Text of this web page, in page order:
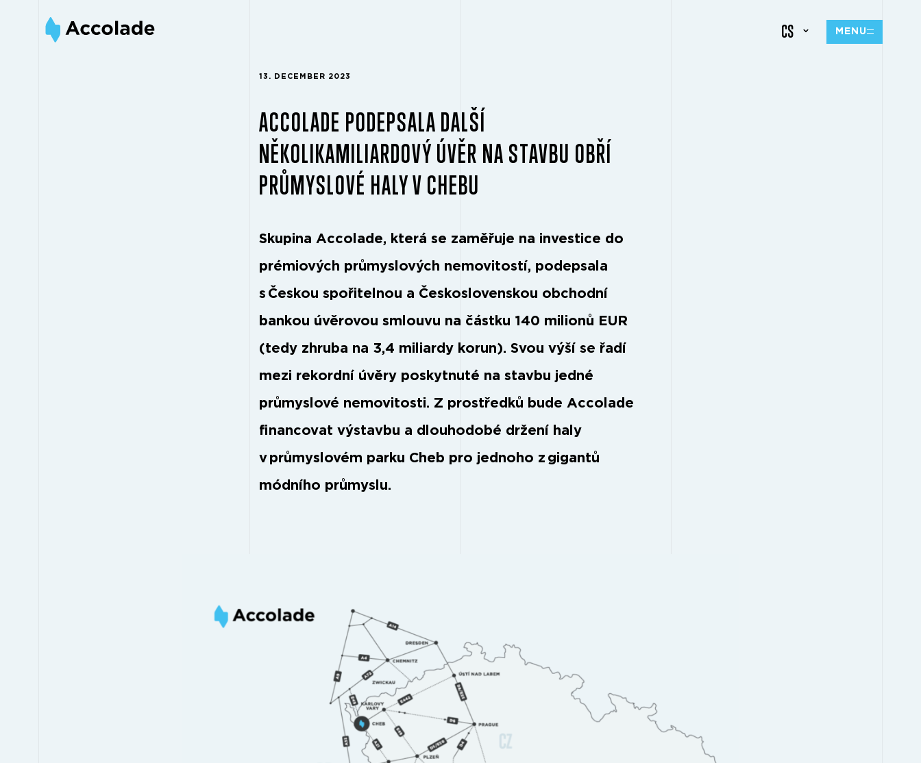
CS MENU
13. DECEMBER 2023
ACCOLADE PODEPSALA DALŠÍ
NĚKOLIKAMILIARDOVÝ ÚVĚR NA STAVBU OBŘÍ
PRŮMYSLOVÉ HALY V CHEBU
Skupina Accolade, která se zaměřuje na investice do
prémiových průmyslových nemovitostí, podepsala
s Českou spořitelnou a Československou obchodní
bankou úvěrovou smlouvu na částku 140 milionů EUR
(tedy zhruba na 3,4 miliardy korun). Svou výší se řadí
mezi rekordní úvěry poskytnuté na stavbu jedné
průmyslové nemovitosti. Z prostředků bude Accolade
financovat výstavbu a dlouhodobé držení haly
v průmyslovém parku Cheb pro jednoho z gigantů
módního průmyslu.